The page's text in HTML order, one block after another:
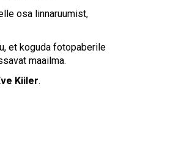
osa linnaruumist,
et koguda fotopaberile
maailma.
Kiiler.